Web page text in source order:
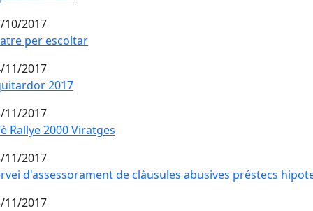
10/2017
per escoltar
11/2017
2017
11/2017
Rallye 2000 Viratges
Rallye 2000 Viratges
11/2017
d'assessorament de clàusules abusives préstecs
11/2017